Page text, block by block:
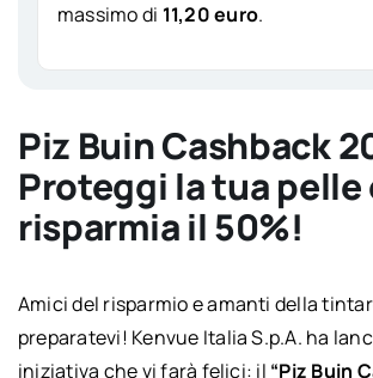
massimo di 11,20 euro.
Piz Buin Cashback
Proteggi la tua pelle
risparmia il 50%!
Amici del risparmio e amanti della
preparatevi! Kenvue Italia S.p.A. ha
iniziativa che vi farà felici: il “Piz Buin